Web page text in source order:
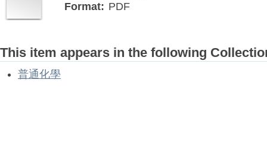
Format: PDF
This item appears in the following
普通化學